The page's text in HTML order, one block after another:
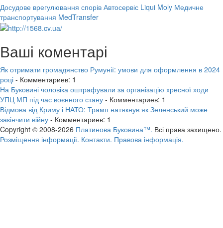
Досудове врегулювання спорів Автосервіс Liqui Moly Медичне
транспортування MedTransfer
Ваші коментарі
Як отримати громадянство Румунії: умови для оформлення в 2024
році - Комментариев: 1
На Буковині чоловіка оштрафували за організацію хресної ходи
УПЦ МП під час воєнного стану - Комментариев: 1
Відмова від Криму і НАТО: Трамп натякнув як Зеленський може
закінчити війну - Комментариев: 1
Copyright © 2008-2026 Платинова Буковина™. Всі права захищено.
Розміщення інформації. Контакти. Правова інформація.